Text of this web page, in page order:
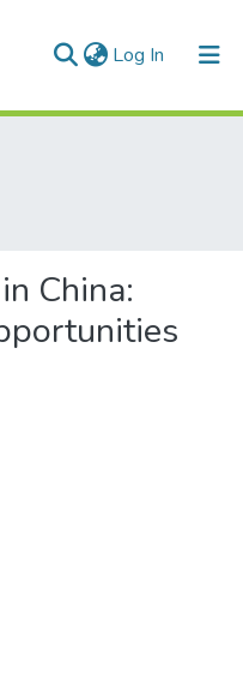
Log In (current)
China: